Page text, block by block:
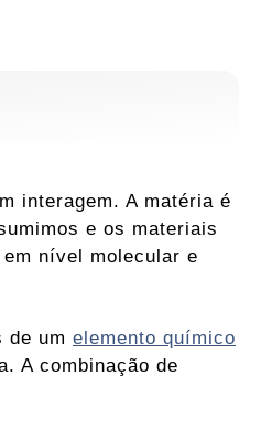
interagem. A matéria é
e os materiais
nível molecular e
de um elemento químico
A combinação de